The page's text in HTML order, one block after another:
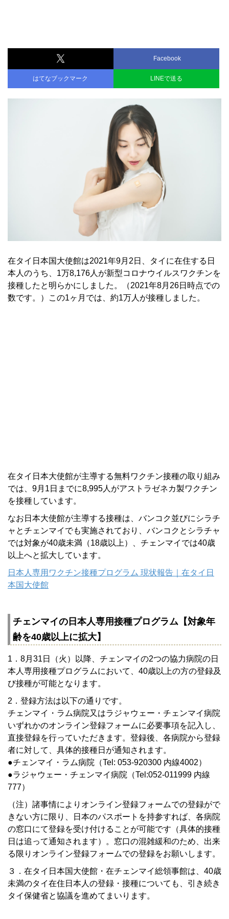
Facebook
はてなブックマーク LINEで送る
在タイ日本国大使館は2021年9月2日、タイに在住する日
本人のうち、1万8,176人が新型コロナウイルスワクチンを
接種したと明らかにしました。（2021年8月26日時点での
数です。）この1ヶ月では、約1万人が接種しました。
在タイ日本大使館が主導する無料ワクチン接種の取り組み
では、9月1日までに8,995人がアストラゼネカ製ワクチン
を接種しています。
なお日本大使館が主導する接種は、バンコク並びにシラチ
ャとチェンマイでも実施されており、バンコクとシラチャ
では対象が40歳未満（18歳以上）、チェンマイでは40歳
以上へと拡大しています。
日本人専用ワクチン接種プログラム 現状報告｜在タイ日
本国大使館
チェンマイの日本人専用接種プログラム【対象年
齢を40歳以上に拡大】
1．8月31日（火）以降、チェンマイの2つの協力病院の日
本人専用接種プログラムにおいて、40歳以上の方の登録及
び接種が可能となります。
2．登録方法は以下の通りです。
チェンマイ・ラム病院又はラジャウェー・チェンマイ病院
いずれかのオンライン登録フォームに必要事項を記入し、
直接登録を行っていただきます。登録後、各病院から登録
者に対して、具体的接種日が通知されます。
●チェンマイ・ラム病院（Tel: 053-920300 内線4002）
●ラジャウェー・チェンマイ病院（Tel:052-011999 内線
777）
（注）諸事情によりオンライン登録フォームでの登録がで
きない方に限り、日本のパスポートを持参すれば、各病院
の窓口にて登録を受け付けることが可能です（具体的接種
日は追って通知されます）。窓口の混雑緩和のため、出来
る限りオンライン登録フォームでの登録をお願いします。
３．在タイ日本国大使館・在チェンマイ総領事館は、40歳
未満のタイ在住日本人の登録・接種についても、引き続き
タイ保健省と協議を進めてまいります。